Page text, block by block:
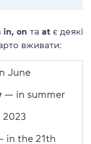
in, on та at є деякі
вживати:
June
— in summer
in the 21th